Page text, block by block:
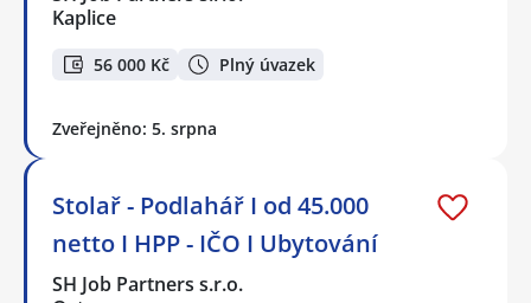
Kaplice
56 000 Kč Plný úvazek
Zveřejněno: 5. srpna
Stolař - Podlahář I od 45.000
netto I HPP - IČO I Ubytování
SH Job Partners s.r.o.